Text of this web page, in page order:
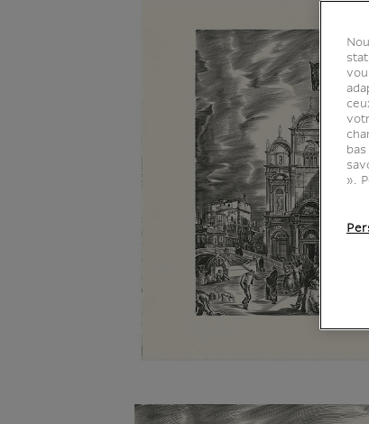
».